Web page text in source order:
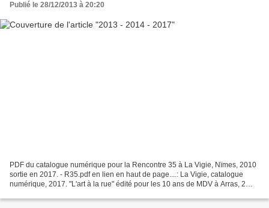
Publié le 28/12/2013 à 20:20
PDF du catalogue numérique pour la Rencontre 35 à La Vigie, Nïmes, 2010
sortie en 2017. - R35.pdf en lien en haut de page....: La Vigie, catalogue
numérique, 2017. "L'art à la rue" édité pour les 10 ans de MDV à Arras, 2